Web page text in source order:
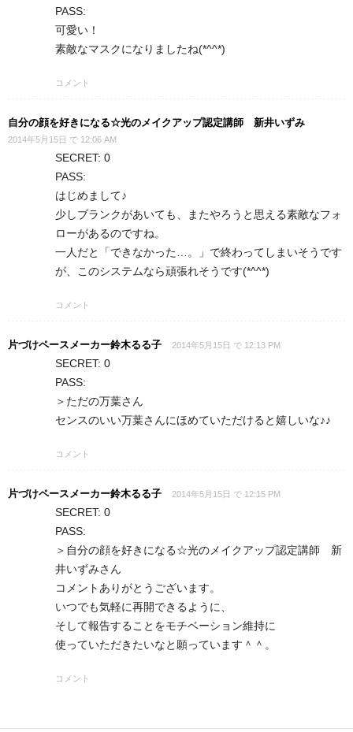
PASS:
可愛い！
素敵なマスクになりましたね(*^^*)
コメント
自分の顔を好きになる☆光のメイクアップ認定講師 新井いずみ
2014年5月15日 で 12:06 AM
SECRET: 0
PASS:
はじめまして♪
少しブランクがあいても、またやろうと思える素敵なフォ
ローがあるのですね。
一人だと「できなかった…。」で終わってしまいそうです
が、このシステムなら頑張れそうです(*^^*)
コメント
片づけペースメーカー鈴木るる子 2014年5月15日 で 12:13 PM
SECRET: 0
PASS:
＞ただの万葉さん
センスのいい万葉さんにほめていただけると嬉しいな♪♪
コメント
片づけペースメーカー鈴木るる子 2014年5月15日 で 12:15 PM
SECRET: 0
PASS:
＞自分の顔を好きになる☆光のメイクアップ認定講師 新
井いずみさん
コメントありがとうございます。
いつでも気軽に再開できるように、
そして報告することをモチベーション維持に
使っていただきたいなと願っています＾＾。
コメント